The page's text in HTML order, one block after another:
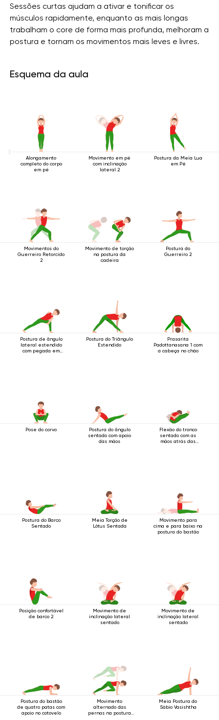
Sessões curtas ajudam a ativar e tonificar os
músculos rapidamente, enquanto as mais longas
trabalham o core de forma mais profunda, melhoram a
postura e tornam os movimentos mais leves e livres.
Esquema da aula
Alongamento
completo do corpo
em pé
Movimento em pé
com inclinação
lateral 2
Postura da Meia Lua
em Pé
Movimentos do
Guerreiro Retorcido
2
Movimento de torção
na postura da
cadeira
Postura do
Guerreiro 2
Postura de ângulo
lateral estendido
com pegada em
Postura do Triângulo
Estendido
Prasarita
Padottanasana 1 com
a cabeça no chão
Pose do corvo
Postura do ângulo
sentado com apoio
das mãos
Flexão do tronco
sentado com as
mãos atrás das
Postura do Barco
Sentado
Meia Torção de
Lótus Sentada
Movimento para
cima e para baixo na
postura do bastão
Posição confortável
de barco 2
Movimento de
inclinação lateral
sentado
Movimento de
inclinação lateral
sentado
Postura do bastão
de quatro patas com
apoio no cotovelo
Movimento
alternado das
pernas na postura
Meia Postura do
Sábio Vasishtha